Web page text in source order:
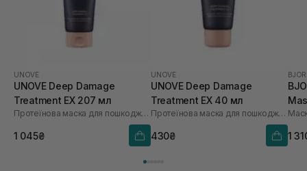
UNOVE
UNOVE Deep Damage
Treatment EX 207 мл
Протеїнова маска для пошкодженого волосся DR.FORHAIR
1 045₴
UNOVE
UNOVE Deep Damage
Treatment EX 40 мл
Протеїнова маска для пошкодженого волосся DR.FORHAIR
430₴ 1